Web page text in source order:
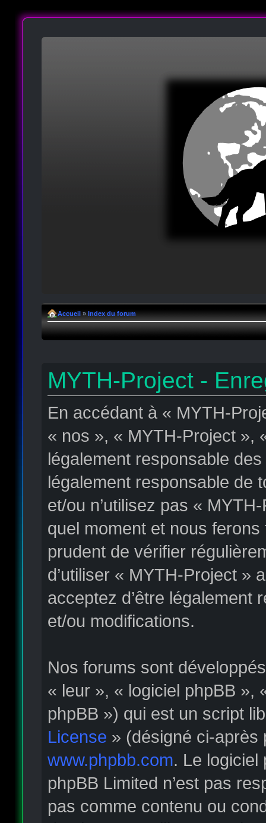
Accueil » Index du forum
MYTH-Project -
En accédant à « MYTH-
« nos », « MYTH-Project »,
légalement responsable
légalement responsable de
et/ou n’utilisez pas «
quel moment et nous
prudent de vérifier
d’utiliser « MYTH-Project »
acceptez d’être légalement
et/ou modifications.
Nos forums sont
« leur », « logiciel phpBB »,
phpBB ») qui est un script
License » (désigné ci-après
www.phpbb.com. Le logiciel
phpBB Limited n’est pas
pas comme contenu ou